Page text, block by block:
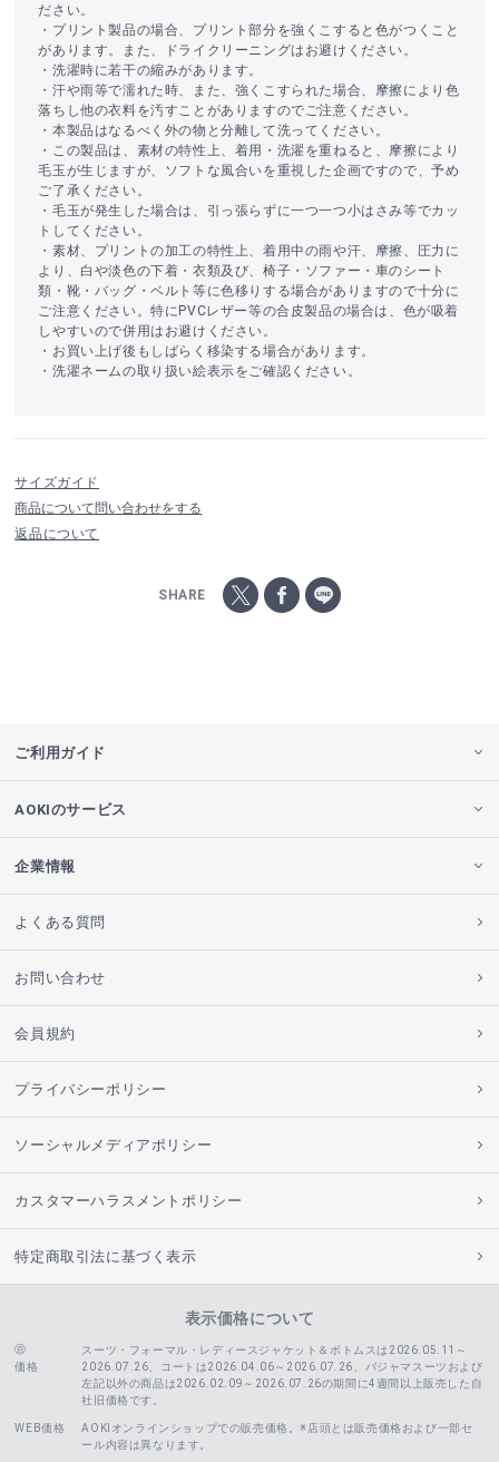
ださい。
・プリント製品の場合、プリント部分を強くこすると色がつくこと
があります。また、ドライクリーニングはお避けください。
・洗濯時に若干の縮みがあります。
・汗や雨等で濡れた時、また、強くこすられた場合、摩擦により色
落ちし他の衣料を汚すことがありますのでご注意ください。
・本製品はなるべく外の物と分離して洗ってください。
・この製品は、素材の特性上、着用・洗濯を重ねると、摩擦により
毛玉が生じますが、ソフトな風合いを重視した企画ですので、予め
ご了承ください。
・毛玉が発生した場合は、引っ張らずに一つ一つ小はさみ等でカッ
トしてください。
・素材、プリントの加工の特性上、着用中の雨や汗、摩擦、圧力に
より、白や淡色の下着・衣類及び、椅子・ソファー・車のシート
類・靴・バッグ・ベルト等に色移りする場合がありますので十分に
ご注意ください。特にPVCレザー等の合皮製品の場合は、色が吸着
しやすいので併用はお避けください。
・お買い上げ後もしばらく移染する場合があります。
・洗濯ネームの取り扱い絵表示をご確認ください。
サイズガイド
商品について問い合わせをする
返品について
SHARE
ご利用ガイド
AOKIのサービス
企業情報
よくある質問
お問い合わせ
会員規約
プライバシーポリシー
ソーシャルメディアポリシー
カスタマーハラスメントポリシー
特定商取引法に基づく表示
表示価格について
価格
スーツ・フォーマル・レディースジャケット＆ボトムスは2026.05.11～
2026.07.26、コートは2026.04.06～2026.07.26、
パジャマスーツおよび
左記以外の商品は2026.02.09～2026.07.26の期間に4週間以上販売した自
社旧価格です。
WEB価格
AOKIオンラインショップでの販売価格。※店頭とは販売価格および一部セ
ール内容は異なります。